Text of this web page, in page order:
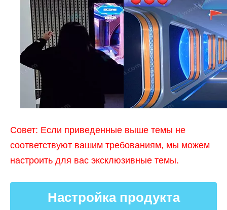
Совет: Если приведенные выше темы не
соответствуют вашим требованиям, мы можем
настроить для вас эксклюзивные темы.
Настройка продукта